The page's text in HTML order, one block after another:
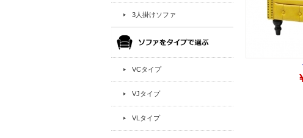
3人掛けソファ
VCタイプ
VJタイプ
VLタイプ